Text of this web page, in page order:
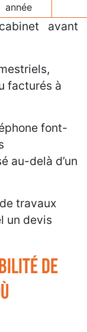
année
avant
facturés à
font-
au-delà d’un
travaux
un devis
de